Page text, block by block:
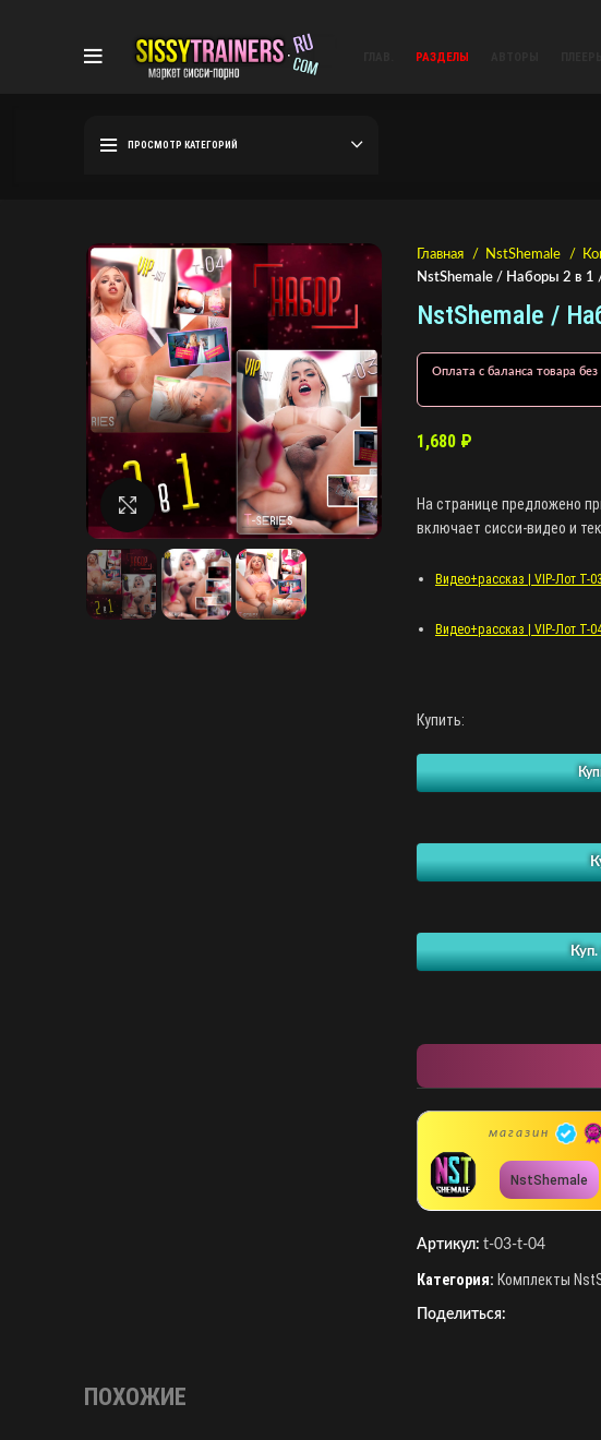
РАЗДЕЛЫ
ПРОСМОТР КАТЕГОРИЙ
Нажмите, чтобы увеличить
Главная NstShemale
NstShemale / Наборы 2 в
NstShemale /
Оплата с баланса товара
1,680 ₽
На странице предложено
включает сисси-видео и
Видео+рассказ | VIP-Лот T-
Видео+рассказ | VIP-Лот T-
Купить:
магазин
NstShemale
Артикул: t-03-t-04
Категория: Комплекты
Поделиться:
ПОХОЖИЕ